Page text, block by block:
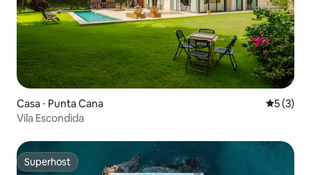
Casa ⋅ Punta Cana 5 de
5 (3)
Vila Escondida
Superhost
Superhost